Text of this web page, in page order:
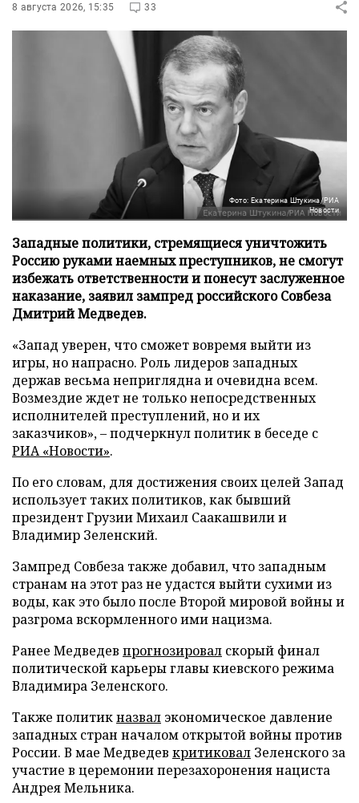
8 августа 2026, 15:35 33
Фото: Екатерина Штукина/РИА
Новости
Западные политики, стремящиеся уничтожить
Россию руками наемных преступников, не смогут
избежать ответственности и понесут заслуженное
наказание, заявил зампред российского Совбеза
Дмитрий Медведев.
«Запад уверен, что сможет вовремя выйти из
игры, но напрасно. Роль лидеров западных
держав весьма неприглядна и очевидна всем.
Возмездие ждет не только непосредственных
исполнителей преступлений, но и их
заказчиков», – подчеркнул политик в беседе с
РИА «Новости».
По его словам, для достижения своих целей Запад
использует таких политиков, как бывший
президент Грузии Михаил Саакашвили и
Владимир Зеленский.
Зампред Совбеза также добавил, что западным
странам на этот раз не удастся выйти сухими из
воды, как это было после Второй мировой войны и
разгрома вскормленного ими нацизма.
Ранее Медведев прогнозировал скорый финал
политической карьеры главы киевского режима
Владимира Зеленского.
Также политикназвал экономическое давление
западных стран началом открытой войны против
России. В мае Медведев критиковал Зеленского за
участие в церемонии перезахоронения нациста
Андрея Мельника.